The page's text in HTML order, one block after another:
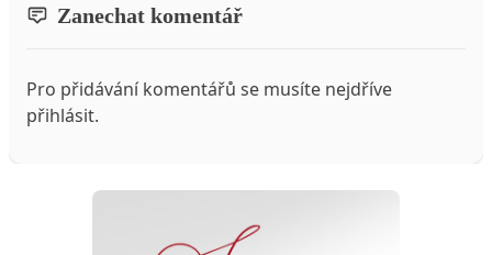
Zanechat komentář
Pro přidávání komentářů se musíte nejdříve
přihlásit.